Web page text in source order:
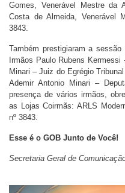
Gomes, Venerável Mestre da
Costa de Almeida, Venerável
3843.
Também prestigiaram a
Irmãos Paulo Rubens
Minari – Juiz do Egrégio
Ademir Antonio Minari –
presença de vários irmãos,
as Lojas Coirmãs: ARLS
nº 3843.
Esse é o GOB Junto de Você!
Secretaria Geral de